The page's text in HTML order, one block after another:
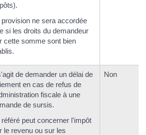
provision ne sera accordée
si les droits du demandeur
cette somme sont bien
de demander un délai de
en cas de refus de
fiscale à une
de sursis.
référé peut concerner l'impôt
le revenu ou sur les
Non